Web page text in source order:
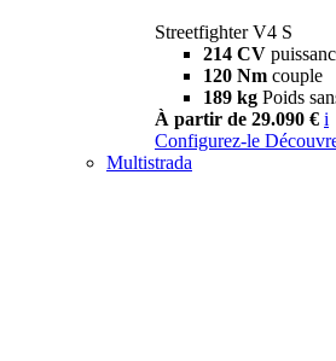
Streetfighter V4 S
214 CV
120 Nm couple
189 kg Poids
À partir de 29.090 € i
Configurez-le
Multistrada